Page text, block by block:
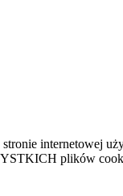
stronie internetowej
plików